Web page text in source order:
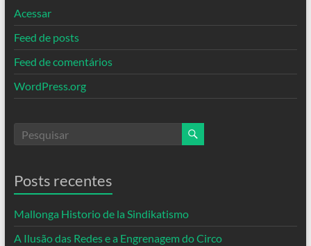
Acessar
Feed de posts
Feed de comentários
WordPress.org
Posts recentes
Mallonga Historio de la Sindikatismo
A Ilusão das Redes e a Engrenagem do Circo